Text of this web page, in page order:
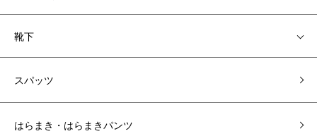
靴下
スパッツ
はらまき・はらまきパンツ